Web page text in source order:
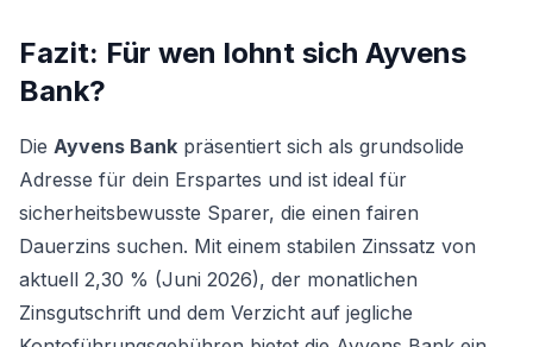
Fazit: Für wen lohnt sich Ayvens
Bank?
Die Ayvens Bank präsentiert sich als grundsolide
Adresse für dein Erspartes und ist ideal für
sicherheitsbewusste Sparer, die einen fairen
Dauerzins suchen. Mit einem stabilen Zinssatz von
aktuell 2,30 % (Juni 2026), der monatlichen
Zinsgutschrift und dem Verzicht auf jegliche